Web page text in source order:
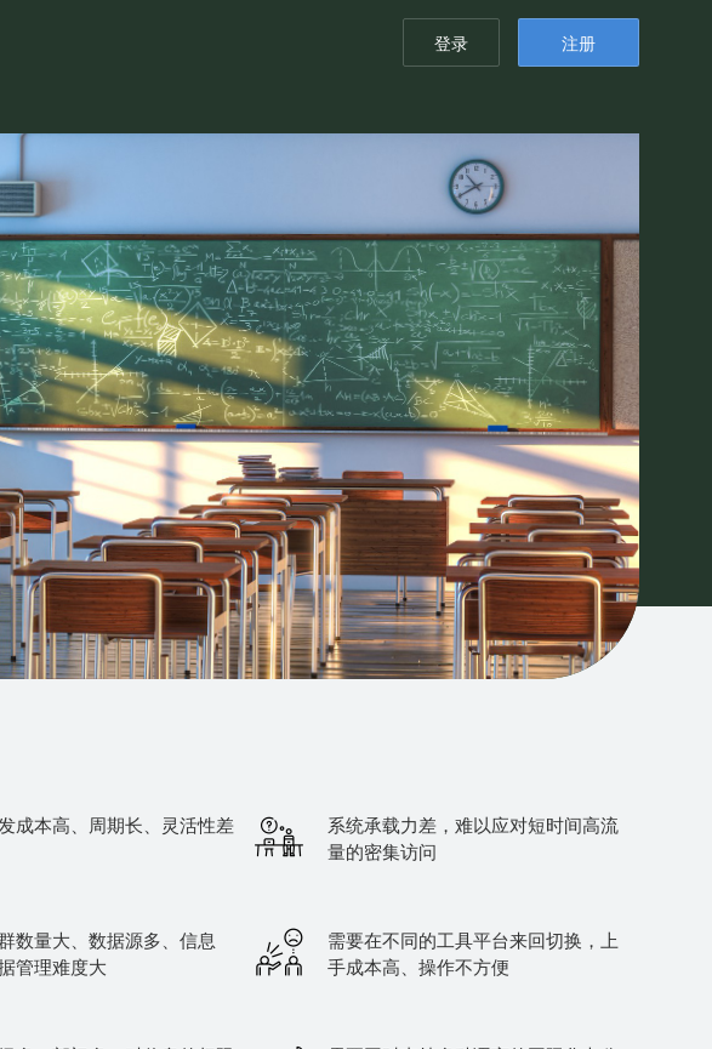
登录 注册
成本高、周期长、灵活性差
系统承载力差，难以应对短时间高流
量的密集访问
数量大、数据源多、信息
管理难度大
需要在不同的工具平台来回切换，上
手成本高、操作不方便